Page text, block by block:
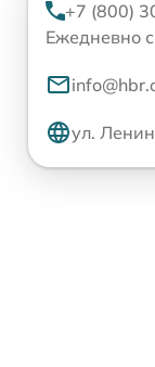
+7 (800)
Ежедневно
ул.